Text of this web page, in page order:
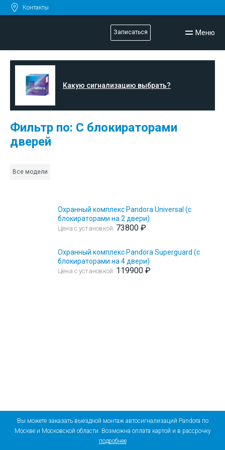
Контакты
Записаться Меню
Фильтр по: С блокираторами
дверей
Все модели
Охранный комплекс Pandora Universal (с
блокираторами на 2 двери)
Цена с установкой: 73800 ₽
Охранный комплекс Pandora Superguard (с
блокираторами на 4 двери)
Цена с установкой: 119900 ₽
Какую сигнализацию выбрать?
Вы можете заказать выездной монтаж автосигнализаций Pandora по
Москве и Московской области. Возможна оплата картой и в рассрочку
подробнее